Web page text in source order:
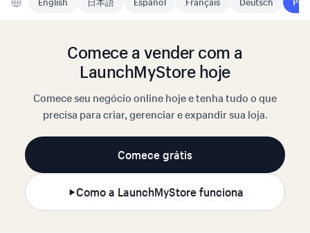
Comece a vender com a
LaunchMyStore hoje
Comece seu negócio online hoje e tenha tudo o que
precisa para criar, gerenciar e expandir sua loja.
Comece grátis
Como a LaunchMyStore funciona